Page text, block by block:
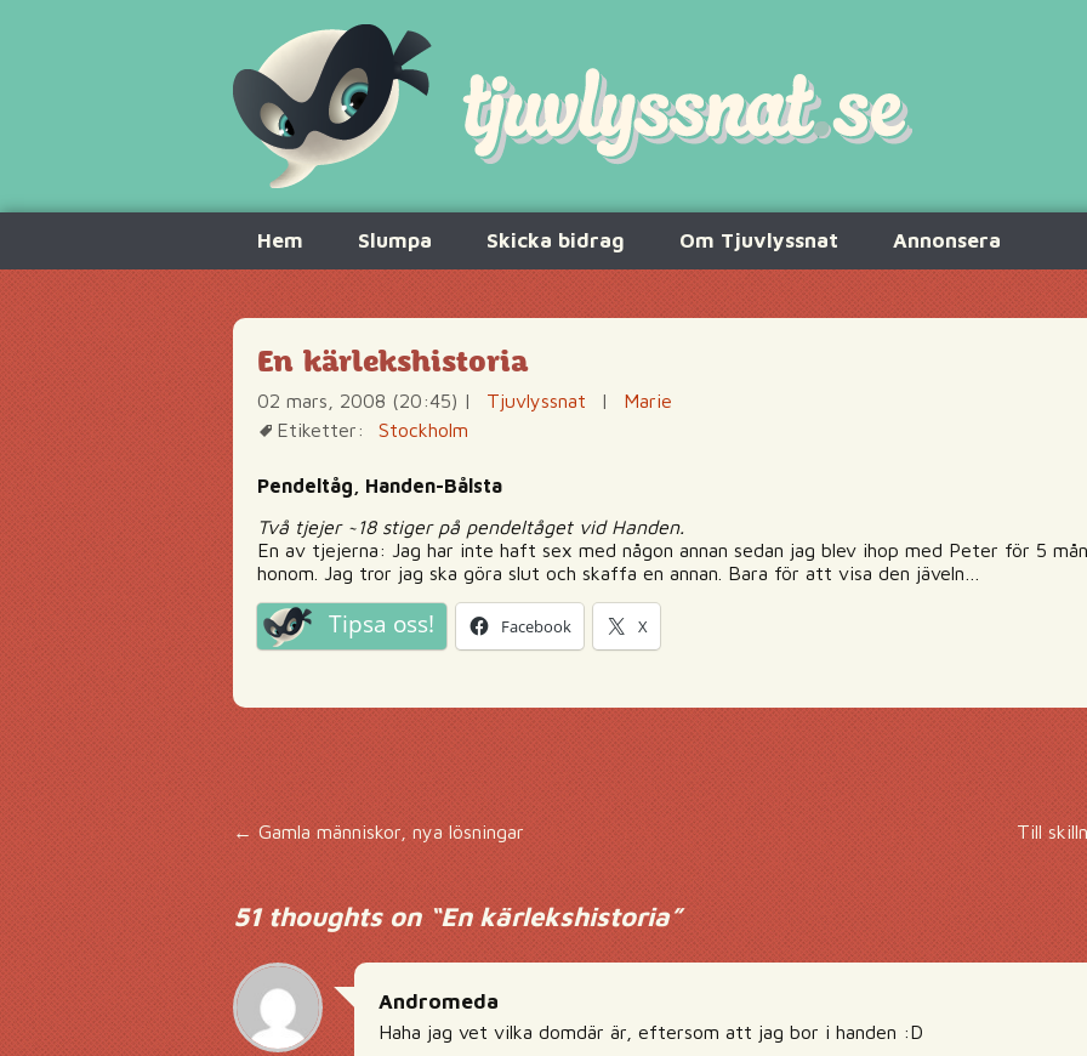
innehåll
Hem Slumpa Skicka bidrag Om Tjuvlyssnat Annonsera
En kärlekshistoria
02 mars, 2008 (20:45) | Tjuvlyssnat |
Marie
Etiketter:
Stockholm
Pendeltåg, Handen-Bålsta
Två tjejer ~18 stiger på pendeltåget vid Handen.
En av tjejerna: Jag har inte haft sex med någon annan sedan jag blev ihop med Peter för 5
honom. Jag tror jag ska göra slut och skaffa en annan. Bara för att visa den jäveln…
Tipsa oss! Facebook X
Inläggsnavigering
←Gamla människor, nya lösningar Till
51 thoughts on “En kärlekshistoria”
Andromeda
Haha jag vet vilka domdär är, eftersom att jag bor i handen :D